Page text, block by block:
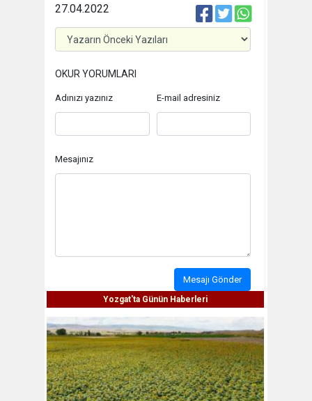
27.04.2022
OKUR YORUMLARI
Adınızı yazınız E-mail adresiniz
Mesajınız
Mesajı Gönder
Yozgat'ta Günün Haberleri